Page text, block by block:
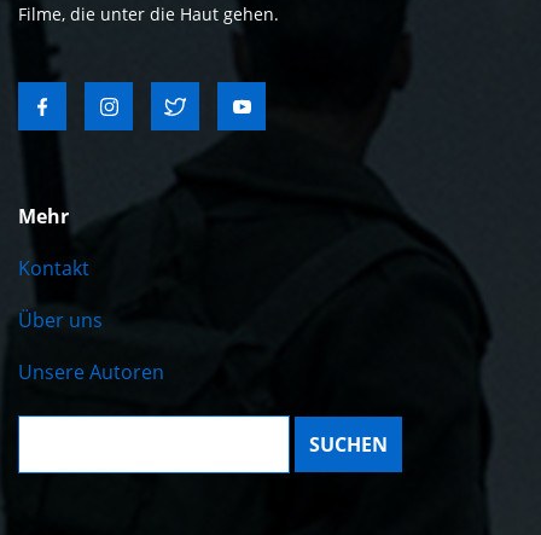
Filme, die unter die Haut gehen.
Mehr
Kontakt
Über uns
Unsere Autoren
Suche: